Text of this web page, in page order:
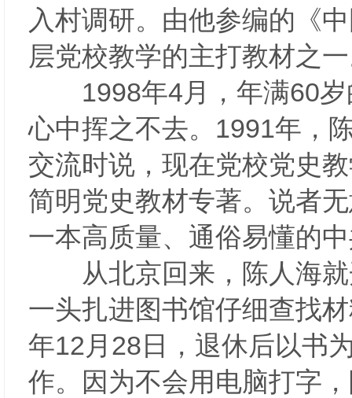
入村调研。由他参编的《
层党校教学的主打教材之
1998年4月，年满60岁
心中挥之不去。1991年，
交流时说，现在党校党史
简明党史教材专著。说者
一本高质量、通俗易懂的
从北京回来，陈人海就
一头扎进图书馆仔细查找
年12月28日，退休后以书
作。因为不会用电脑打字